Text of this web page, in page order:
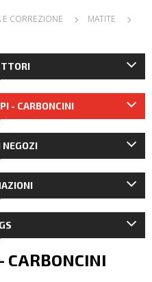
E CORREZIONE
MATITE
- CARBONCINI
NEGOZI
CARBONCINI